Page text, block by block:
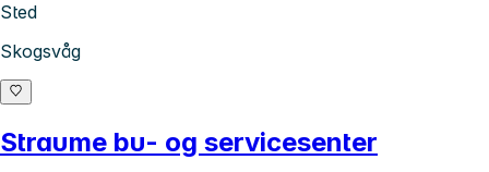
Sted
Skogsvåg
Straume bu- og servicesenter